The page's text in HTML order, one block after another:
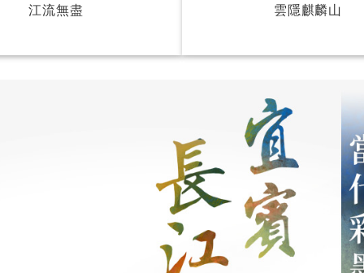
江流無盡 雲隱麒麟山